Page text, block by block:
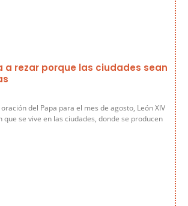
a rezar porque las ciudades sean
del Papa para el mes de agosto, León XIV
que se vive en las ciudades, donde se producen